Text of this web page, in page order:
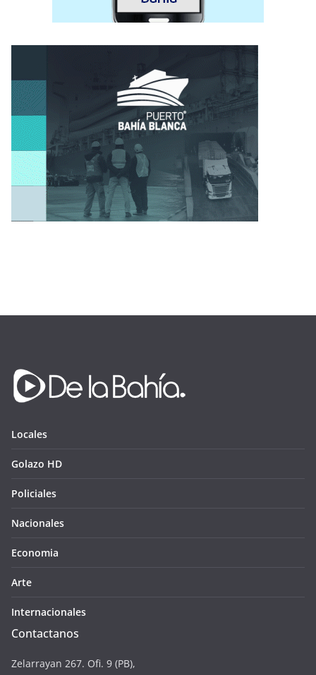
Locales
Golazo HD
Policiales
Nacionales
Economia
Arte
Internacionales
Contactanos
Zelarrayan 267. Ofi. 9 (PB),